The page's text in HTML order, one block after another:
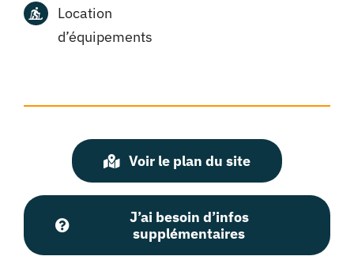
Location
d’équipements
Voir le plan du site
J’ai besoin d’infos
supplémentaires